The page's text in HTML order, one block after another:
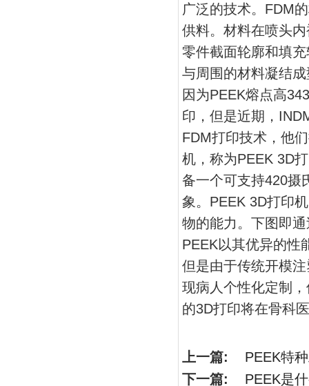
广泛的技术。FDM
供料。材料在喷头
零件截面轮廓和填
与周围的材料凝结
因为PEEK熔点高
印，但是近期，
FDM打印技术，他
机，称为PEEK 3D
备一个可支持420摄
象。PEEK 3D打印
物的能力。下图即
PEEK以其优异的性
但是由于传统开模
现病人个性化定制
的3D打印将在骨科
上一篇: PEEK特
下一篇: PEEK是